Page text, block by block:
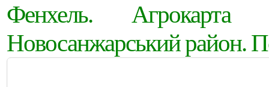
Фенхель.
Новосанжарський район.